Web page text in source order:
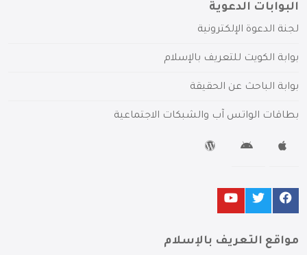
البوابات الدعوية
لجنة الدعوة الإلكترونية
بوابة الكويت للتعريف بالإسلام
بوابة الباحث عن الحقيقة
بطاقات الواتس آب والشبكات الاجتماعية
مواقع التعريف بالإسلام